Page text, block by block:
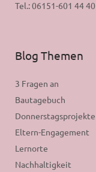
Tel.: 06151-601 44 40
Blog Themen
3 Fragen an
Bautagebuch
Donnerstagsprojekte
Eltern-Engagement
Lernorte
Nachhaltigkeit